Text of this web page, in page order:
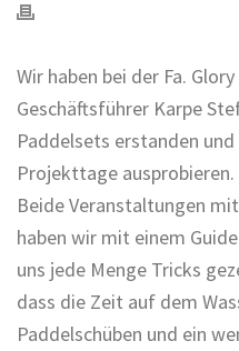
Wir haben bei der Fa.
Geschäftsführer Karpe
Paddelsets erstanden
Projekttage ausprobieren.
Beide Veranstaltungen
haben wir mit einem
uns jede Menge Tricks
dass die Zeit auf dem
Paddelschüben und ein